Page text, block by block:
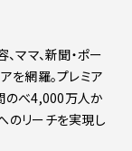
ママ、新聞・ポー
を網羅。プレミア
のべ4,000万人か
のリーチを実現し